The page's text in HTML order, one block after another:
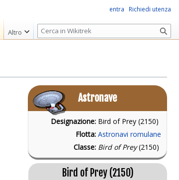
Astronave
Designazione: Bird of Prey (2150)
Flotta: Astronavi romulane
Classe: Bird of Prey(2150)
Bird of Prey (2150)
entra Richiedi utenza
Altro
R
i
r
c
a